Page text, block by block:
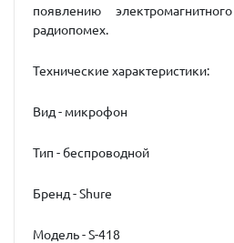
появлению
радиопомех.
Технические характеристики:
Вид - микрофон
Тип - беспроводной
Бренд - Shure
Модель - S-418